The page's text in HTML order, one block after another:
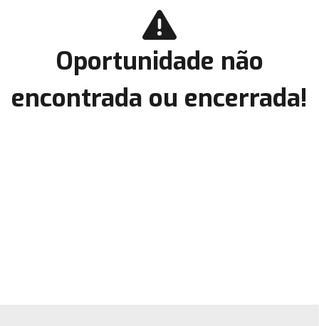
Oportunidade não
encontrada ou encerrada!